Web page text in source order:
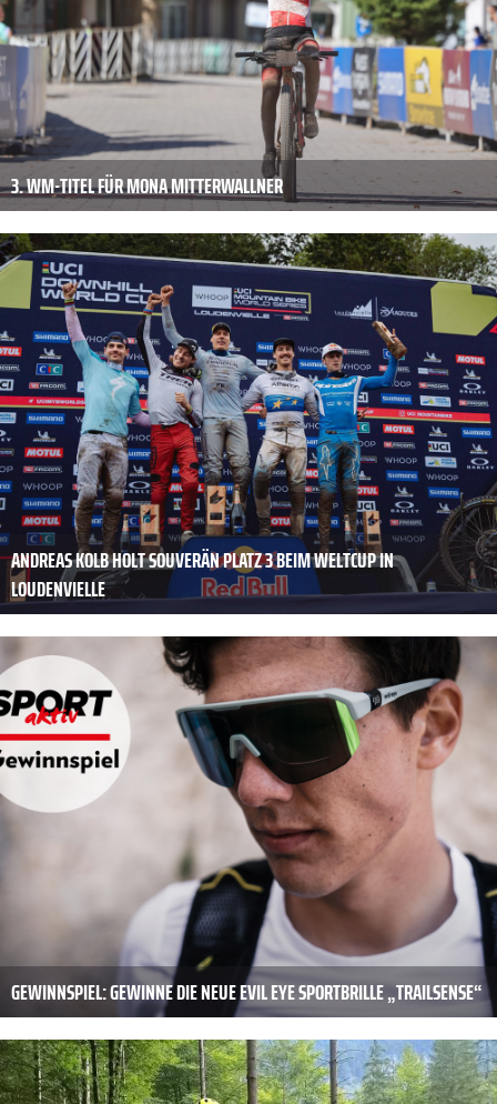
3. WM-TITEL FÜR MONA MITTERWALLNER
ANDREAS KOLB HOLT SOUVERÄN PLATZ 3 BEIM WELTCUP IN
LOUDENVIELLE
GEWINNSPIEL: GEWINNE DIE NEUE EVIL EYE SPORTBRILLE „TRAILSENSE“